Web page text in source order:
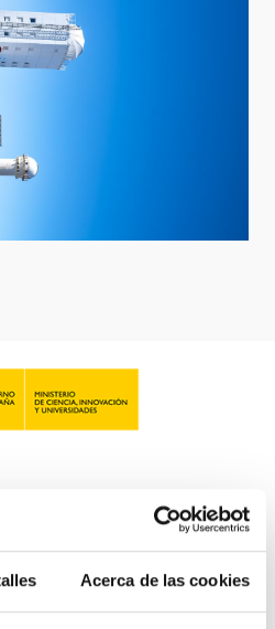
Acerca de las cookies